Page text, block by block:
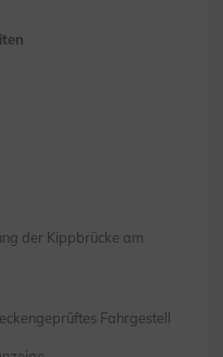
der Kippbrücke am
Fahrgestell